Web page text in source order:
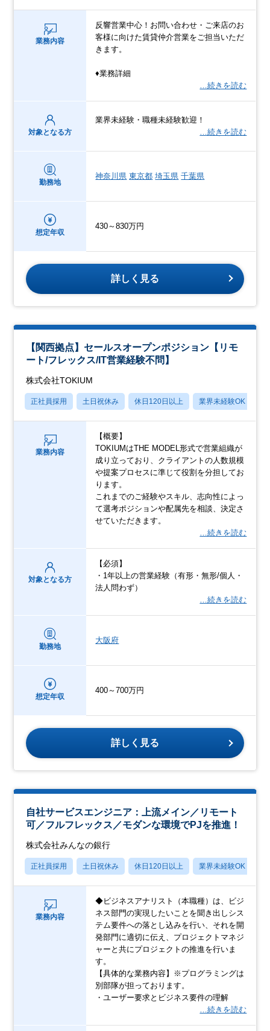
業務内容
反響営業中心！お問い合わせ・ご来店のお
客様に向けた賃貸仲介営業をご担当いただ
きます。
♦業務詳細
…続きを読む
対象となる方
業界未経験・職種未経験歓迎！
…続きを読む
勤務地
神奈川県 東京都 埼玉県 千葉県
想定年収
430～830万円
詳しく見る
【関西拠点】セールスオープンポジション【リモ
ート/フレックス/IT営業経験不問】
株式会社TOKIUM
正社員採用 土日祝休み 休日120日以上 業界未経験OK
業務内容
【概要】
TOKIUMはTHE MODEL形式で営業組織が
成り立っており、クライアントの人数規模
や提案プロセスに準じて役割を分担してお
ります。
これまでのご経験やスキル、志向性によっ
て選考ポジションや配属先を相談、決定さ
せていただきます。
…続きを読む
対象となる方
【必須】
・1年以上の営業経験（有形・無形/個人・
法人問わず）
…続きを読む
勤務地
大阪府
想定年収
400～700万円
詳しく見る
自社サービスエンジニア：上流メイン／リモート
可／フルフレックス／モダンな環境でPJを推進！
株式会社みんなの銀行
正社員採用 土日祝休み 休日120日以上 業界未経験OK
業務内容
◆ビジネスアナリスト（本職種）は、ビジ
ネス部門の実現したいことを聞き出しシス
テム要件への落とし込みを行い、それを開
発部門に適切に伝え、プロジェクトマネジ
ャーと共にプロジェクトの推進を行いま
す。
【具体的な業務内容】※プログラミングは
別部隊が担っております。
・ユーザー要求とビジネス要件の理解
…続きを読む